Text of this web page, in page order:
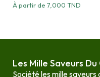
À partir de 7,000 TND
Les Mille Saveurs
Société les mille